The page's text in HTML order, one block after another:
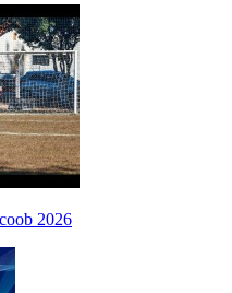
2026